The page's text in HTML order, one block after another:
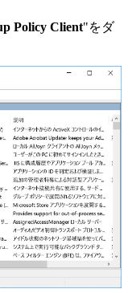
Policy Client"をダ